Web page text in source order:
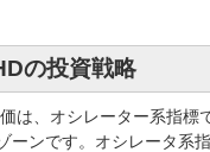
の投資戦略
は、オシレーター系指
ーンです。オシレータ系